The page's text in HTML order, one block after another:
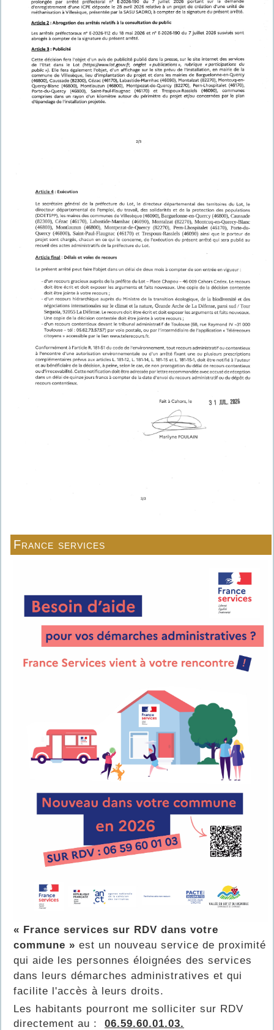
France services
« France services sur RDV dans votre
commune » est un nouveau service de proximité
qui aide les personnes éloignées des services
dans leurs démarches administratives et qui
facilite l'accès à leurs droits.
Les habitants pourront me solliciter sur RDV
directement au : 06.59.60.01.03.